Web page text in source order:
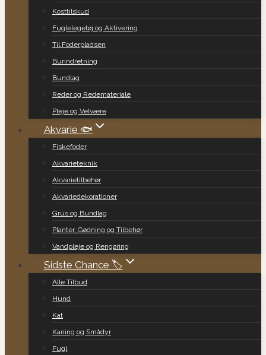
Kosttilskud
Fuglelegetøj og Aktivering
Til Foderpladsen
Burindretning
Bundlag
Reder og Redemateriale
Pleje og Velvære
Akvarie 🐟
Fiskefoder
Akvarieteknik
Akvarietilbehør
Akvariedekorationer
Grus og Bundlag
Planter, Gødning og Tilbehør
Vandpleje og Rengøring
Sidste Chance 🏷️
Alle Tilbud
Hund
Kat
Kaning og Smådyr
Fugl